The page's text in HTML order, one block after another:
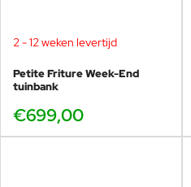
2 - 12 weken levertijd
Petite Friture Week-End
tuinbank
€699,00